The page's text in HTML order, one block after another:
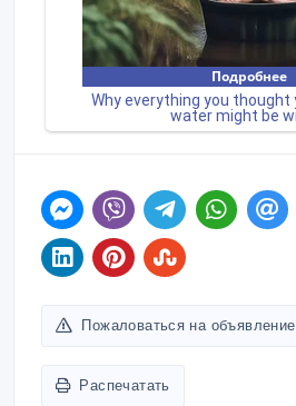
Пожаловаться на объявление
Распечатать